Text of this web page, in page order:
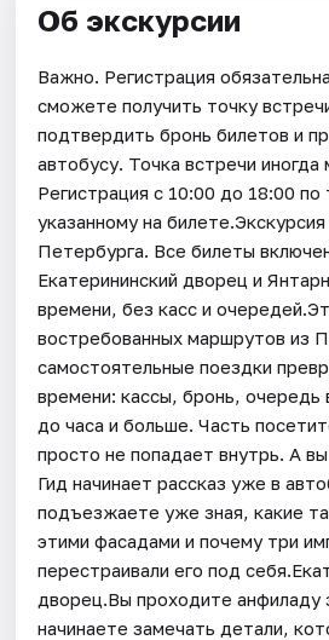
Об экскурсии
Важно. Регистрация
сможете получить точку
подтвердить бронь билетов и
автобусу. Точка встречи иногда
Регистрация с 10:00 до 18:00
указанному на
Петербурга. Все билеты
Екатерининский дворец и
времени, без касс и
востребованных маршрутов из
самостоятельные поездки
времени: кассы, бронь, очередь
до часа и больше. Часть
просто не попадает внутрь. А
Гид начинает рассказ уже в
подъезжаете уже зная, какие
этими фасадами и почему три
перестраивали его под
дворец.Вы проходите анфиладу
начинаете замечать детали,